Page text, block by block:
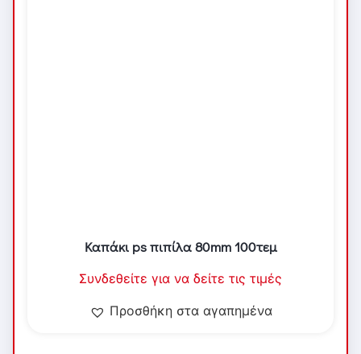
Καπάκι ps πιπίλα 80mm 100τεμ
Συνδεθείτε για να δείτε τις τιμές
Προσθήκη στα αγαπημένα